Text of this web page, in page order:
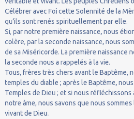
Célébrer avec Foi cette Solennité de la
qu’ils sont renés spirituellement par elle.
Si, par notre première naissance, nous
colère, par la seconde naissance, nous
de sa Miséricorde. La première naissance
la seconde nous a rappelés à la vie.
Tous, frères très chers avant le Baptême,
temples du diable ; après le Baptême,
Temples de Dieu ; et si nous
notre âme, nous savons que nous
vivant de Dieu.